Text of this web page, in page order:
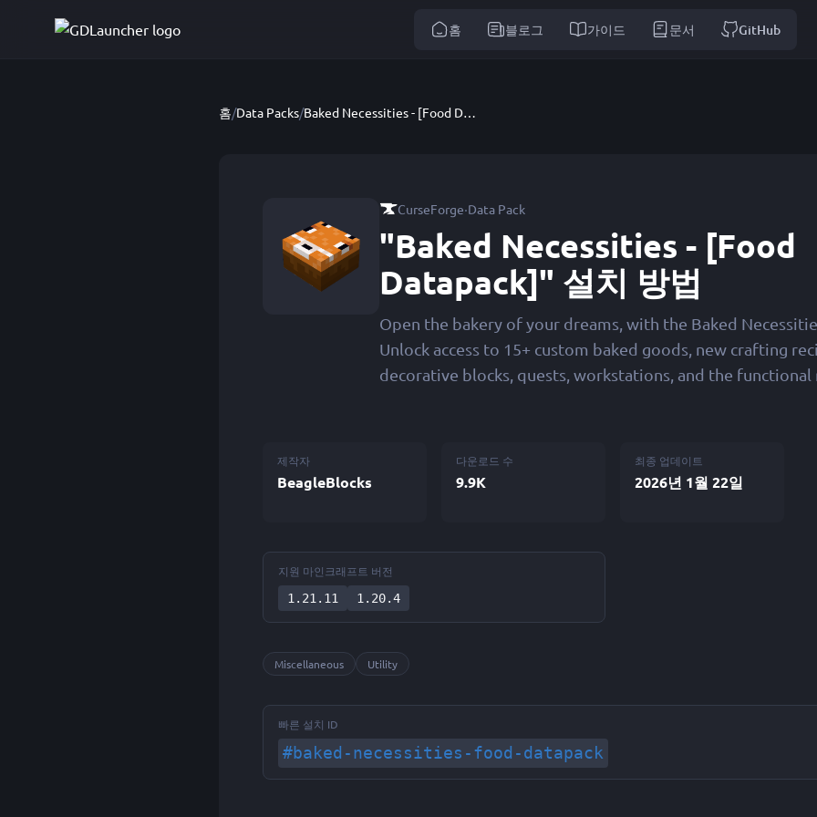
홈 블로그 가이드 문서 GitHub
홈/Data Packs/ Baked Necessities - [Food Datapack]
CurseForge·Data Pack
"Baked Necessities - [Food
Datapack]" 설치 방법
Open the bakery of your dreams, with the Baked
Unlock access to 15+ custom baked goods, new crafting
decorative blocks, quests, workstations, and the
제작자
BeagleBlocks
다운로드 수
9.9K
최종 업데이트
2026년 1월 22일
지원 마인크래프트 버전
1.21.11
1.20.4
Miscellaneous Utility
빠른 설치 ID
#baked-necessities-food-datapack